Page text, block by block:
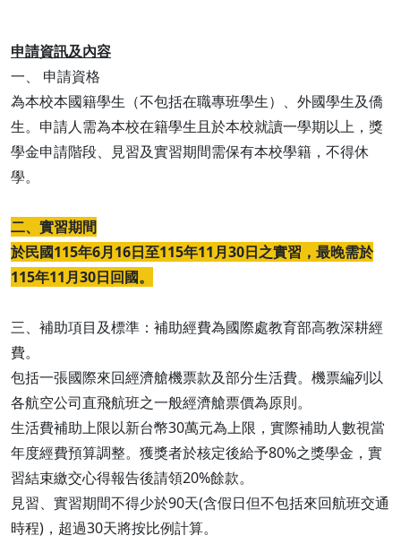
申請資訊及內容
一、 申請資格
為本校本國籍學生（不包括在職專班學生）、外國學生及僑
生。申請人需為本校在籍學生且於本校就讀一學期以上，獎
學金申請階段、見習及實習期間需保有本校學籍，不得休
學。
二、實習期間
於民國115年6月16日至115年11月30日之實習，最晚需於
115年11月30日回國。
三、補助項目及標準：補助經費為國際處教育部高教深耕經
費。
包括一張國際來回經濟艙機票款及部分生活費。機票編列以
各航空公司直飛航班之一般經濟艙票價為原則。
生活費補助上限以新台幣30萬元為上限，實際補助人數視當
年度經費預算調整。獲獎者於核定後給予80%之獎學金，實
習結束繳交心得報告後請領20%餘款。
見習、實習期間不得少於90天(含假日但不包括來回航班交通
時程)，超過30天將按比例計算。